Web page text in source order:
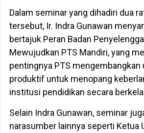
Dalam seminar yang dihadiri dua
tersebut, Ir. Indra Gunawan
bertajuk Peran Badan
Mewujudkan PTS Mandiri, yang
pentingnya PTS mengembangkan
produktif untuk menopang
institusi pendidikan secara
Selain Indra Gunawan, seminar
narasumber lainnya seperti Ketua